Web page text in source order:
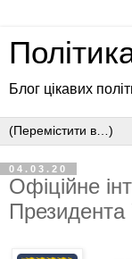
Блог цікавих
04.03.20
Офіційне
Президента